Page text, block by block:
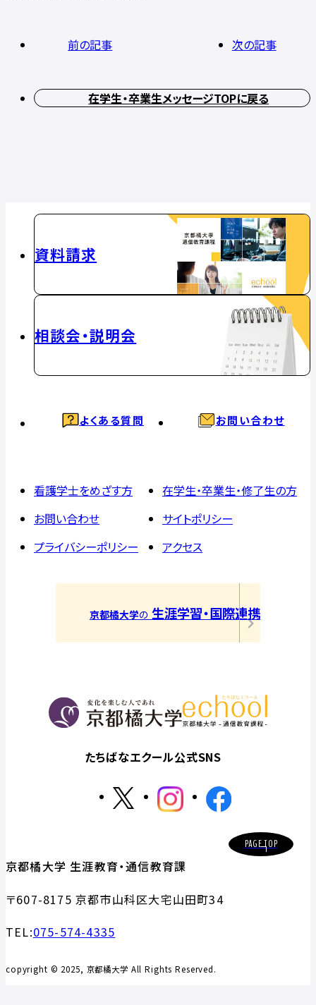
前の記事 次の記事
在学生・卒業生メッセージTOPに戻る
資料請求
相談会・説明会
よくある質問 お問い合わせ
看護学士をめざす方
在学生・卒業生・修了生の方
お問い合わせ
サイトポリシー
プライバシーポリシー
アクセス
京都橘大学の 生涯学習・国際連携
たちばなエクール公式SNS
京都橘大学 生涯教育・通信教育課
〒607-8175 京都市山科区大宅山田町34
TEL:075-574-4335
copyright © 2025, 京都橘大学 All Rights Reserved.
PAGE TOP